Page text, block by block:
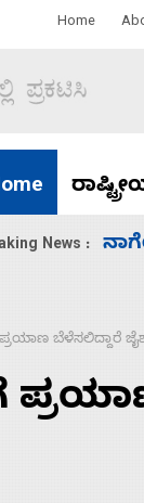
Home
News :
ಬೆಳೆಸಲಿದ್ದಾರೆ